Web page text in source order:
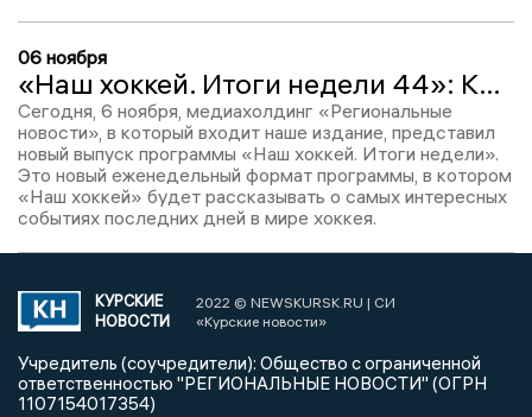
06 ноября
«Наш хоккей. Итоги недели 44»: КХЛ с Алексеем Шевченко, Интервью Лысенкова и Свечникова, обзор ВХЛ
Сегодня, 6 ноября, медиахолдинг «Региональные
новости», в который входит наше издание, представил
новый выпуск программы «Наш хоккей. Итоги недели».
Это новый еженедельный формат программы, в котором
«Наш хоккей» будет рассказывать о самых интересных
событиях последних дней в мире хоккея.
КУРСКИЕ
НОВОСТИ
2022 © NEWSKURSK.RU | СИ
«Курские новости»
Учредитель (соучредители): Общество с ограниченной
ответственностью "РЕГИОНАЛЬНЫЕ НОВОСТИ" (ОГРН
1107154017354)